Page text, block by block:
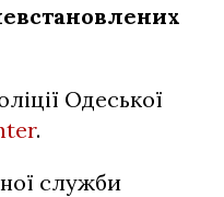
Одеської
.
служби